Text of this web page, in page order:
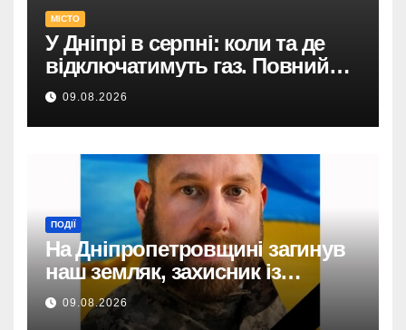
МІСТО
У Дніпрі в серпні: коли та де
відключатимуть газ. Повний
список адрес і термінів.
09.08.2026
ПОДІЇ
На Дніпропетровщині загинув
наш земляк, захисник із
Кам’янського Олександр
Андрієнко.
09.08.2026